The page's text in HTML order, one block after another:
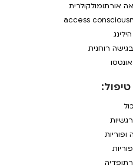
ופוריות
אורתומולקולרית
רוחנית